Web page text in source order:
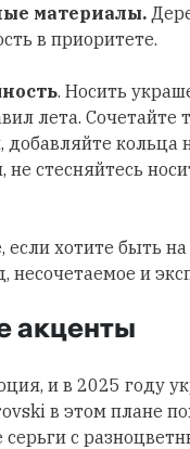
материалы.
в приоритете.
. Носить
лета. Сочетайте
добавляйте кольца
не стесняйтесь
если хотите быть
несочетаемое и
акценты
и в 2025 году
в этом плане
с